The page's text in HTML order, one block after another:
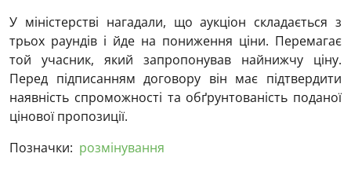
У міністерстві нагадали, що аукціон складається з
трьох раундів і йде на пониження ціни. Перемагає
той учасник, який запропонував найнижчу ціну.
Перед підписанням договору він має підтвердити
наявність спроможності та обґрунтованість поданої
цінової пропозиції.
Позначки: розмінування